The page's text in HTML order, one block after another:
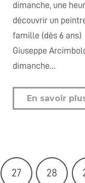
dimanche, une
découvrir un
famille (dès 6 ans)
Giuseppe
dimanche…
En savoir
27 28